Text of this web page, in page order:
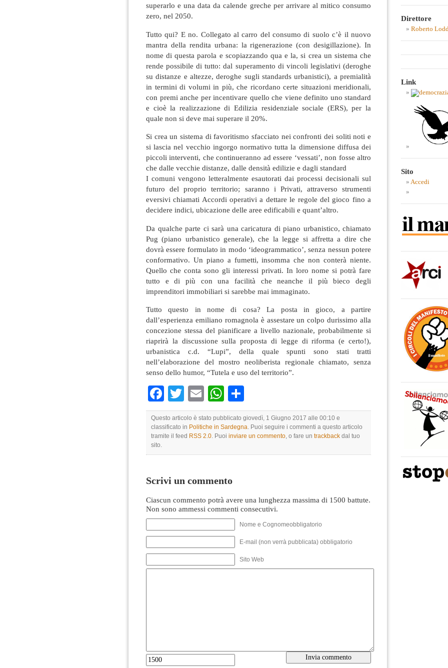
superarlo e una data da calende greche per arrivare al mitico consumo
zero, nel 2050.
Tutto qui? E no. Collegato al carro del consumo di suolo c’è il nuovo
mantra della rendita urbana: la rigenerazione (con desigillazione). In
nome di questa parola e scopiazzando qua e la, si crea un sistema che
rende possibile di tutto: dal superamento di vincoli legislativi (deroghe
su distanze e altezze, deroghe sugli standards urbanistici), a premialità
in termini di volumi in più, che ricordano certe situazioni meridionali,
con premi anche per incentivare quello che viene definito uno standard
e cioè la realizzazione di Edilizia residenziale sociale (ERS), per la
quale non si deve mai superare il 20%.
Si crea un sistema di favoritismo sfacciato nei confronti dei soliti noti e
si lascia nel vecchio ingorgo normativo tutta la dimensione diffusa dei
piccoli interventi, che continueranno ad essere ‘vessati’, non fosse altro
che dalle vecchie distanze, dalle densità edilizie e dagli standard
I comuni vengono letteralmente esautorati dai processi decisionali sul
futuro del proprio territorio; saranno i Privati, attraverso strumenti
eversivi chiamati Accordi operativi a dettare le regole del gioco fino a
decidere indici, ubicazione delle aree edificabili e quant’altro.
Da qualche parte ci sarà una caricatura di piano urbanistico, chiamato
Pug (piano urbanistico generale), che la legge si affretta a dire che
dovrà essere formulato in modo ‘ideogrammatico’, senza nessun potere
conformativo. Un piano a fumetti, insomma che non conterà niente.
Quello che conta sono gli interessi privati. In loro nome si potrà fare
tutto e di più con una facilità che neanche il più bieco degli
imprenditori immobiliari si sarebbe mai immaginato.
Tutto questo in nome di cosa? La posta in gioco, a partire
dall’esperienza emiliano romagnola è assestare un colpo durissimo alla
concezione stessa del pianificare a livello nazionale, probabilmente si
riaprirà la discussione sulla proposta di legge di riforma (e certo!),
urbanistica c.d. “Lupi”, della quale spunti sono stati tratti
nell’elaborazione del mostro neoliberista regionale chiamato, senza
senso dello humor, “Tutela e uso del territorio”.
Facebook
TwitterEmailWhatsApp
Questo articolo è stato pubblicato giovedì, 1 Giugno 2017 alle 00:10 e
classificato in Politiche in Sardegna. Puoi seguire i commenti a questo articolo
tramite il feed RSS 2.0. Puoi inviare un commento, o fare un trackback dal tuo
sito.
Scrivi un commento
Ciascun commento potrà avere una lunghezza massima di 1500 battute.
Non sono ammessi commenti consecutivi.
Nome e Cognomeobbligatorio
E-mail (non verrà pubblicata) obbligatorio
Sito Web
Direttore
Roberto
Link
Sito
Accedi